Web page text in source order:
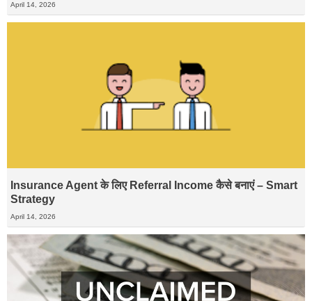
April 14, 2026
Insurance Agent के लिए Referral Income कैसे बनाएं – Smart
Strategy
April 14, 2026